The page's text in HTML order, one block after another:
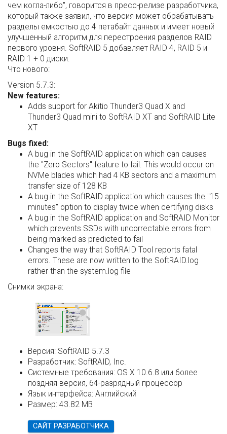
чем когла-либо", говорится в пресс-релизе разработчика,
который также заявил, что версия может обрабатывать
разделы емкостью до 4 петабайт данных и имеет новый
улучшенный алгоритм для перестроения разделов RAID
первого уровня. SoftRAID 5 добавляет RAID 4, RAID 5 и
RAID 1 + 0 диски.
Что нового:
Version 5.7.3:
New features:
Adds support for Akitio Thunder3 Quad X and
Thunder3 Quad mini to SoftRAID XT and SoftRAID Lite
XT
Bugs fixed:
A bug in the SoftRAID application which can causes
the "Zero Sectors" feature to fail. This would occur on
NVMe blades which had 4 KB sectors and a maximum
transfer size of 128 KB
A bug in the SoftRAID application which causes the "15
minutes" option to display twice when certifying disks
A bug in the SoftRAID application and SoftRAID Monitor
which prevents SSDs with uncorrectable errors from
being marked as predicted to fail
Changes the way that SoftRAID Tool reports fatal
errors. These are now written to the SoftRAID.log
rather than the system.log file
Снимки экрана:
Версия: SoftRAID 5.7.3
Разработчик: SoftRAID, Inc.
Системные требования: OS X 10.6.8 или более
поздняя версия, 64-разрядный процессор
Язык интерфейса: Английский
Размер: 43.82 MB
САЙТ РАЗРАБОТЧИКА